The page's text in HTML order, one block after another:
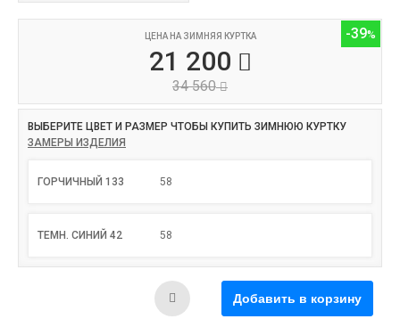
-39
ЦЕНА НА ЗИМНЯЯ КУРТКА
21 200
34 560
ВЫБЕРИТЕ ЦВЕТ И РАЗМЕР ЧТОБЫ КУПИТЬ ЗИМНЮЮ КУРТКУ
ЗАМЕРЫ ИЗДЕЛИЯ
ГОРЧИЧНЫЙ 133 58
ТЕМН. СИНИЙ 42 58